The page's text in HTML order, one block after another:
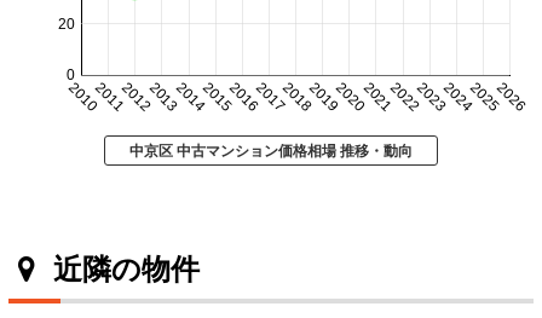
20102011201220132014201520162017201820192020202120222023202420252026
0
20
中京区 中古マンション価格相場 推移・動向
近隣の物件